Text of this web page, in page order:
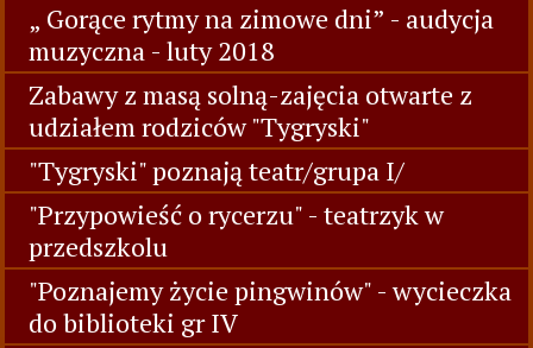
„ Gorące rytmy na zimowe dni” - audycja
muzyczna - luty 2018
Zabawy z masą solną-zajęcia otwarte z
udziałem rodziców "Tygryski"
"Tygryski" poznają teatr/grupa I/
"Przypowieść o rycerzu" - teatrzyk w
przedszkolu
"Poznajemy życie pingwinów" - wycieczka
do biblioteki gr IV